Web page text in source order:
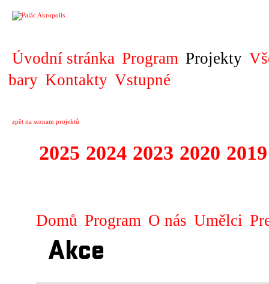
Úvodní stránka Program Projekty
bary Kontakty Vstupné
zpět na seznam projektů
2025 2024 2023 2020 2019
Domů Program O nás Umělci
Akce